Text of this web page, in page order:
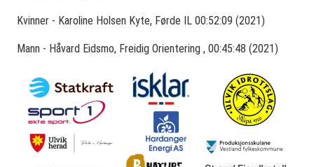
Kvinner - Karoline Holsen Kyte, Førde IL 00:52:09 (2021)
Mann - Håvard Eidsmo, Freidig Orientering , 00:45:48 (2021)